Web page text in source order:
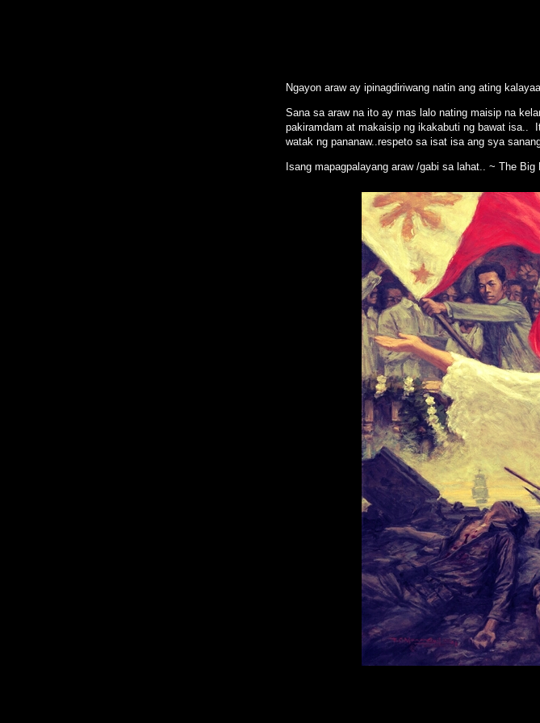
Ngayon araw ay ipinagdiriwang natin ang ating
Sana sa araw na ito ay mas lalo nating maisip na
pakiramdam at makaisip ng ikakabuti ng bawat isa..
watak ng pananaw..respeto sa isat isa ang sya
Isang mapagpalayang araw /gabi sa lahat.. ~ The Big